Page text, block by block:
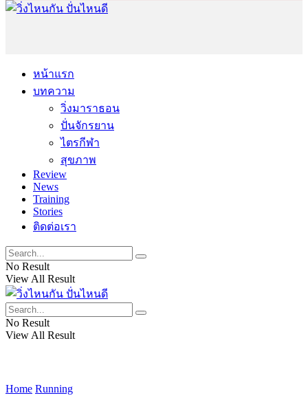
หน้าแรก
บทความ
วิ่งมาราธอน
ปั่นจักรยาน
ไตรกีฬา
สุขภาพ
Review
News
Training
Stories
ติดต่อเรา
No Result
View All Result
No Result
View All Result
Home Running